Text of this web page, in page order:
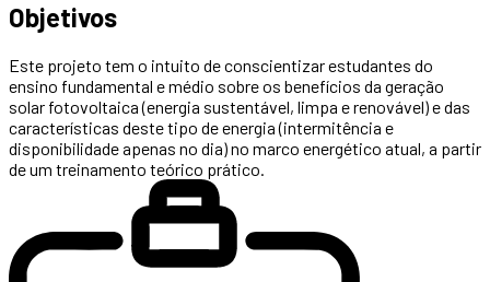
Objetivos
Este projeto tem o intuito de conscientizar estudantes do
ensino fundamental e médio sobre os benefícios da geração
solar fotovoltaica (energia sustentável, limpa e renovável) e das
características deste tipo de energia (intermitência e
disponibilidade apenas no dia) no marco energético atual, a partir
de um treinamento teórico prático.